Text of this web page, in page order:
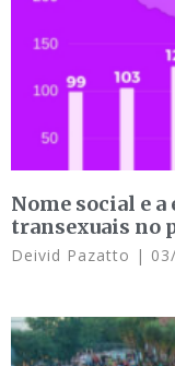
Nome social e
transexuais no
Deivid Pazatto